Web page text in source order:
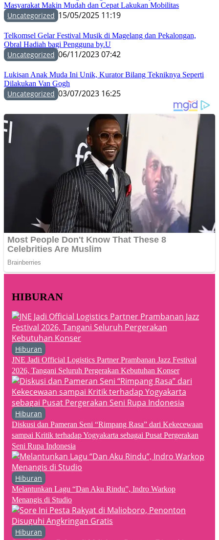
Masyarakat Makin Mudah dan Cepat Lakukan Mobilitas
Uncategorized 15/05/2025 11:19
Telkomsel Gelar Festival Musik di Magelang dan Pekalongan,
Obral Hadiah bagi Pengguna by.U
Uncategorized 06/11/2023 07:42
Lukisan Anak Muda Ini Unik, Kurator Bilang Tekniknya Seperti
Dilakukan Van Gogh
Uncategorized 03/07/2023 16:25
HIBURAN
Hiburan
JNE Jadi Official Logistics Partner Prambanan Jazz Festival
2026, Tangani Seluruh Pergerakan Kebutuhan Konser
Hiburan
Diskusi dan Pameran Seni “Rimpang Rasa” dari Kekecewaan
sampai Kritik terhadap Yogyakarta sebagai Pusat Pergerakan
Seni Rupa Indonesia
Hiburan
Melantunkan Lagu “Dan Aku Rindu”, Indro Warkop
Menangis di Studio
Hiburan